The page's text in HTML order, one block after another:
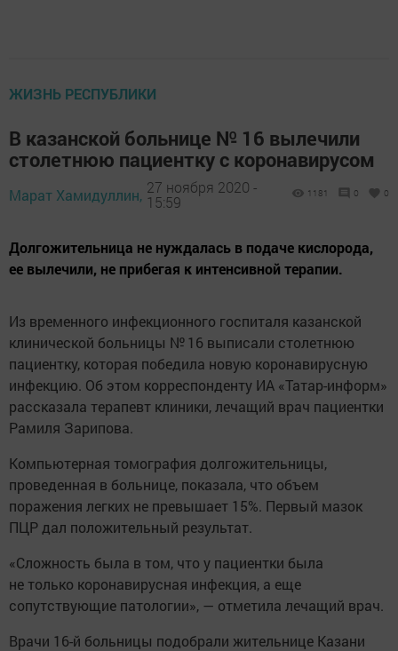
ЖИЗНЬ РЕСПУБЛИКИ
В казанской больнице № 16 вылечили
столетнюю пациентку с коронавирусом
Марат Хамидуллин, 27 ноября 2020 -
15:59
1181 0 0
Долгожительница не нуждалась в подаче кислорода,
ее вылечили, не прибегая к интенсивной терапии.
Из временного инфекционного госпиталя казанской
клинической больницы № 16 выписали столетнюю
пациентку, которая победила новую коронавирусную
инфекцию. Об этом корреспонденту ИА «Татар-информ»
рассказала терапевт клиники, лечащий врач пациентки
Рамиля Зарипова.
Компьютерная томография долгожительницы,
проведенная в больнице, показала, что объем
поражения легких не превышает 15%. Первый мазок
ПЦР дал положительный результат.
«Сложность была в том, что у пациентки была
не только коронавирусная инфекция, а еще
сопутствующие патологии», — отметила лечащий врач.
Врачи 16-й больницы подобрали жительнице Казани